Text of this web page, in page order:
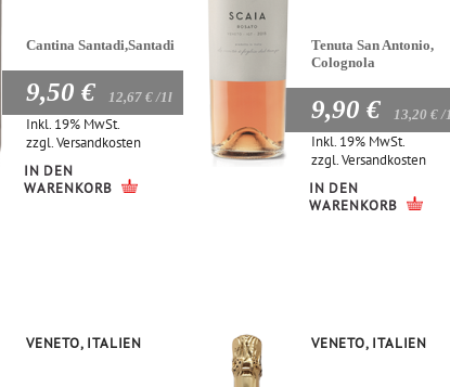
Cantina Santadi,Santadi
9,50 € 12,67 € /1l
Inkl. 19% MwSt.
zzgl.Versandkosten
IN DEN
WARENKORB
Tenuta San Antonio,
Colognola
9,90 € 13,20 € /
Inkl. 19% MwSt.
zzgl.Versandkosten
IN DEN
WARENKORB
VENETO, ITALIEN VENETO, ITALIEN